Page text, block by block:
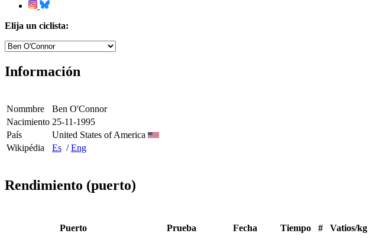
Elija un ciclista:
Información
Nommbre
Ben O'Connor
Nacimiento 25-11-1995
País
United States of America
Wikipédia
Es /Eng
Rendimiento (puerto)
Puerto Prueba Fecha Tiempo # Vatios/kg